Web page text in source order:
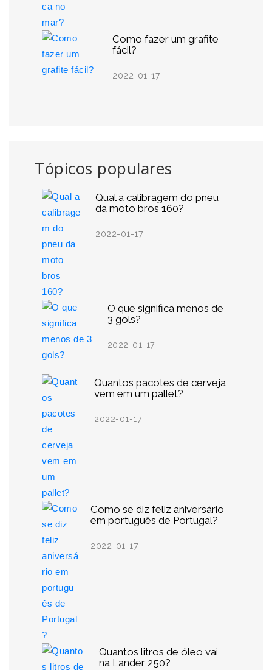
Como fazer um grafite
fácil?
2022-01-17
Tópicos populares
Qual a calibragem do pneu
da moto bros 160?
2022-01-17
O que significa menos de
3 gols?
2022-01-17
Quantos pacotes de cerveja
vem em um pallet?
2022-01-17
Como se diz feliz aniversário
em português de Portugal?
2022-01-17
Quantos litros de óleo vai
na Lander 250?